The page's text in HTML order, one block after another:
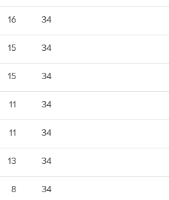
34
16
34
15
34
15
34
11
34
11
34
13
34
8